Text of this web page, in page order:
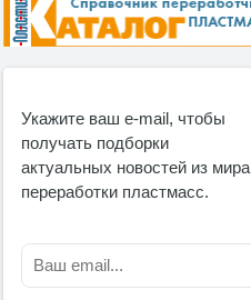
Укажите ваш e-mail, чтобы
получать подборки
актуальных новостей из мира
переработки пластмасс.